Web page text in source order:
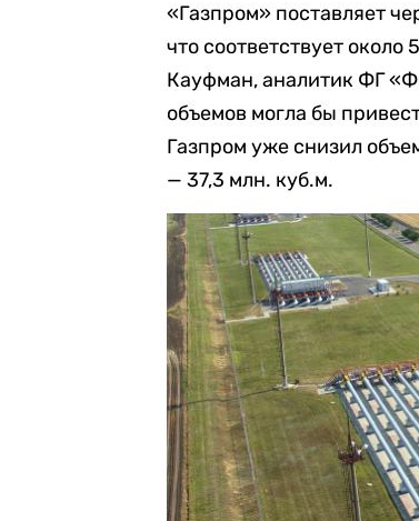
«Газпром» поставляет
что соответствует около
Кауфман, аналитик ФГ
объемов могла бы
Газпром уже снизил
— 37,3 млн. куб.м.